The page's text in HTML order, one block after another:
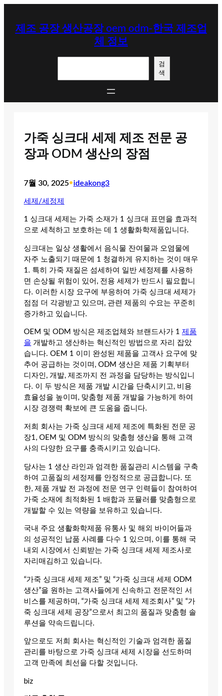
제조 공장 생산공장 oem odm-한국 제조업
체 정보
검
색
가죽 싱크대 세제 제조 전문 공
장과 ODM 생산의 장점
7월 30, 2025•ideakong3
세제/세정제
1 싱크대 세제는 가죽 소재가 1 싱크대 표면을 효과적
으로 세척하고 보호하는 데 1 생활화학제품입니다.
싱크대는 일상 생활에서 음식물 잔여물과 오염물에
자주 노출되기 때문에 1 청결하게 유지하는 것이 매우
1. 특히 가죽 재질은 섬세하여 일반 세정제를 사용하
면 손상될 위험이 있어, 전용 세제가 반드시 필요합니
다. 이러한 시장 요구에 부응하여 가죽 싱크대 세제가
점점 더 각광받고 있으며, 관련 제품의 수요는 꾸준히
증가하고 있습니다.
OEM 및 ODM 방식은 제조업체와 브랜드사가 1 제품
을 개발하고 생산하는 혁신적인 방법으로 자리 잡았
습니다. OEM 1 이미 완성된 제품을 고객사 요구에 맞
추어 공급하는 것이며, ODM 생산은 제품 기획부터
디자인, 개발, 제조까지 전 과정을 담당하는 방식입니
다. 이 두 방식은 제품 개발 시간을 단축시키고, 비용
효율성을 높이며, 맞춤형 제품 개발을 가능하게 하여
시장 경쟁력 확보에 큰 도움을 줍니다.
저희 회사는 가죽 싱크대 세제 제조에 특화된 전문 공
장1, OEM 및 ODM 방식의 맞춤형 생산을 통해 고객
사의 다양한 요구를 충족시키고 있습니다.
당사는 1 생산 라인과 엄격한 품질관리 시스템을 구축
하여 고품질의 세정제를 안정적으로 공급합니다. 또
한, 제품 개발 전 과정에 전문 연구 인력들이 참여하여
가죽 소재에 최적화된 1 배합과 포뮬러를 맞춤형으로
개발할 수 있는 역량을 보유하고 있습니다.
국내 주요 생활화학제품 유통사 및 해외 바이어들과
의 성공적인 납품 사례를 다수 1 있으며, 이를 통해 국
내외 시장에서 신뢰받는 가죽 싱크대 세제 제조사로
자리매김하고 있습니다.
“가죽 싱크대 세제 제조” 및 “가죽 싱크대 세제 ODM
생산”을 원하는 고객사들에게 신속하고 전문적인 서
비스를 제공하며, “가죽 싱크대 세제 제조회사” 및 “가
죽 싱크대 세제 공장”으로서 최고의 품질과 맞춤형 솔
루션을 약속드립니다.
앞으로도 저희 회사는 혁신적인 기술과 엄격한 품질
관리를 바탕으로 가죽 싱크대 세제 시장을 선도하며
고객 만족에 최선을 다할 것입니다.
biz